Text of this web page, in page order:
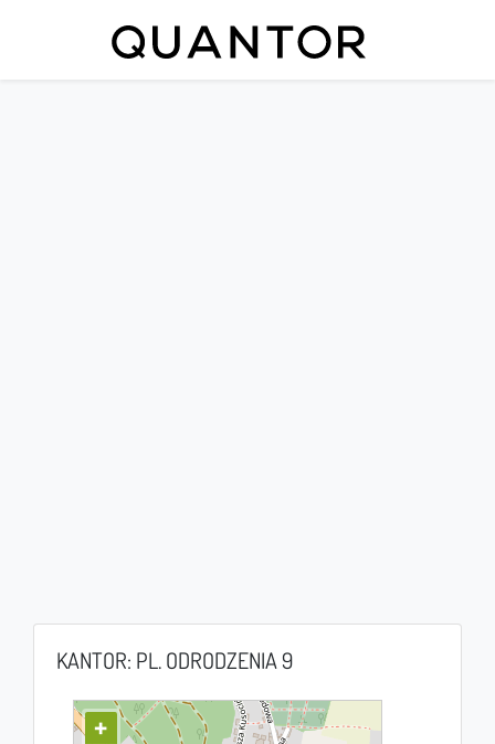
KANTOR: PL. ODRODZENIA 9
+